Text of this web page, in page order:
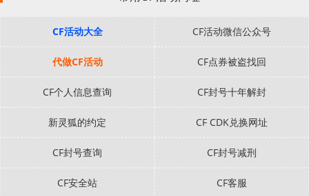
CF活动大全 CF活动微信公众号
代做CF活动 CF点券被盗找回
CF个人信息查询 CF封号十年解封
新灵狐的约定 CF CDK兑换网址
CF封号查询 CF封号减刑
CF安全站 CF客服